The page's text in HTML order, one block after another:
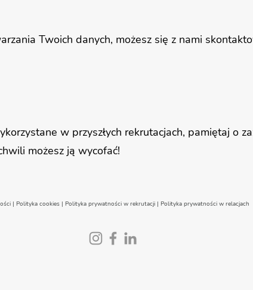
Twoich danych, możesz się z nami
w przyszłych rekrutacjach, pamiętaj o
możesz ją wycofać!
| Polityka cookies | Polityka prywatności w rekrutacji | Polityka prywatności w relacjach